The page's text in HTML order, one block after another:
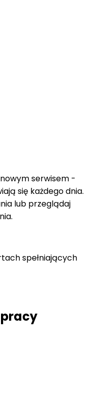
serwisem -
się każdego dnia.
lub przeglądaj
spełniających